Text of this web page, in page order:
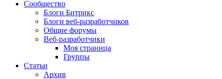
Сообщество
Блоги Битрикс
Блоги веб-разработчиков
Общие форумы
Веб-разработчики
Моя страница
Группы
Статьи
Архив